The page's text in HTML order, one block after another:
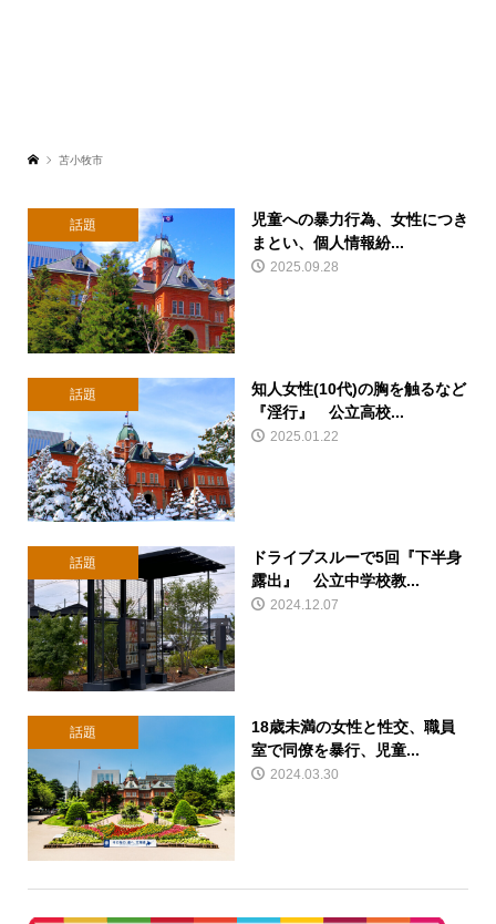
苫小牧市
話題
児童への暴力行為、女性につき
まとい、個人情報紛...
2025.09.28
話題
知人女性(10代)の胸を触るなど
『淫行』 公立高校...
2025.01.22
話題
ドライブスルーで5回『下半身
露出』 公立中学校教...
2024.12.07
話題
18歳未満の女性と性交、職員
室で同僚を暴行、児童...
2024.03.30